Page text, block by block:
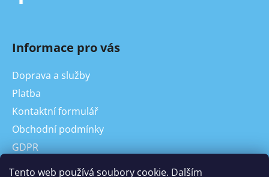
Tento web používá soubory cookie. Dalším
Informace pro vás
Doprava a služby
Platba
Kontaktní formulář
Obchodní podmínky
GDPR
On-line odstoupení od kupní smlouvy, reklamace